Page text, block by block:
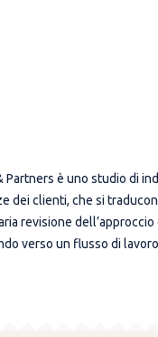
Partners è uno studio di
dei clienti, che si
revisione
verso un flusso di